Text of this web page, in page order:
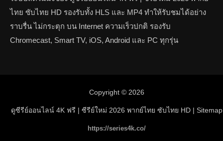
ไทย ซับไทย HD รองรับทั้ง HLS และ MP4 ทำให้รับชมได้อย่าง
ราบรื่น ไม่กระตุก บน Internet ความเร็วปกติ รองรับ
Chromecast, Smart TV, iOS, Android และ PC ทุกรุ่น
Copyright © 2026
ดูซีรีย์ออนไลน์ 4K ฟรี | ซีรีย์ใหม่ 2026 พากย์ไทย ซับไทย HD | Sitemap
https://series4k.co/